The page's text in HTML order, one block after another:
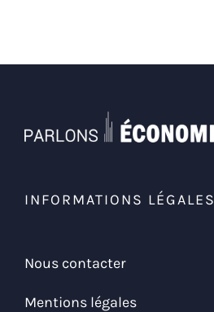
INFORMATIONS LÉGALES
Nous contacter
Mentions légales